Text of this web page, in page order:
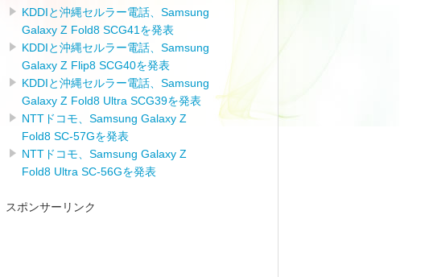
KDDIと沖縄セルラー電話、Samsung
Galaxy Z Fold8 SCG41を発表
KDDIと沖縄セルラー電話、Samsung
Galaxy Z Flip8 SCG40を発表
KDDIと沖縄セルラー電話、Samsung
Galaxy Z Fold8 Ultra SCG39を発表
NTTドコモ、Samsung Galaxy Z
Fold8 SC-57Gを発表
NTTドコモ、Samsung Galaxy Z
Fold8 Ultra SC-56Gを発表
スポンサーリンク